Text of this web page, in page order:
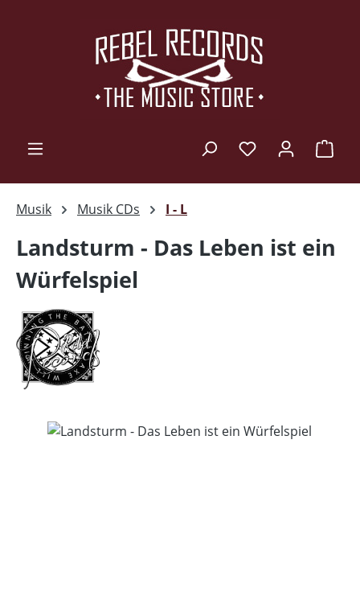
Musik Musik CDs I - L
Landsturm - Das Leben ist ein
Würfelspiel